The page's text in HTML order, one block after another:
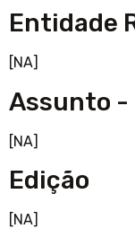
Entidade
[NA]
Assunto -
[NA]
Edição
[NA]